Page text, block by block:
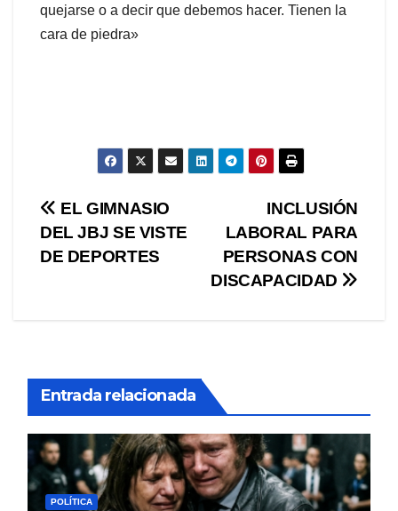
quejarse o a decir que debemos hacer. Tienen la
cara de piedra»
Navegación
de
INCLUSIÓN
LABORAL PARA
PERSONAS CON
DISCAPACIDAD
EL GIMNASIO
DEL JBJ SE VISTE
DE DEPORTES
Entrada relacionada
POLÍTICA